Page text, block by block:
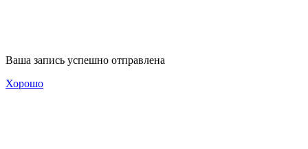
Ваша запись успешно отправлена
Хорошо